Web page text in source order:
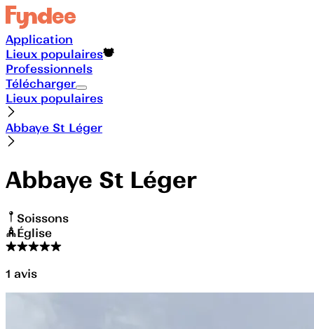
Application
Lieux populaires
Professionnels
Télécharger
Lieux populaires
Abbaye St Léger
Abbaye St Léger
Soissons
Église
1 avis